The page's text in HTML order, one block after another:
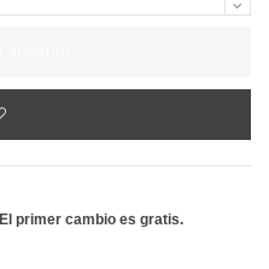
El primer cambio es gratis.